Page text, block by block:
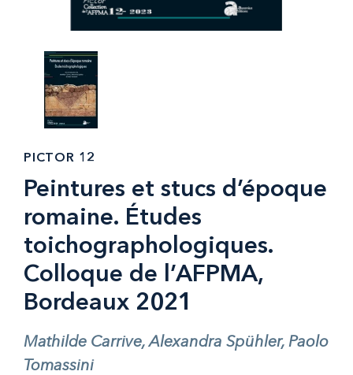
PICTOR 12
Peintures et stucs d’époque
romaine. Études
toichographologiques.
Colloque de l’AFPMA,
Bordeaux 2021
Mathilde Carrive, Alexandra Spühler, Paolo
Tomassini